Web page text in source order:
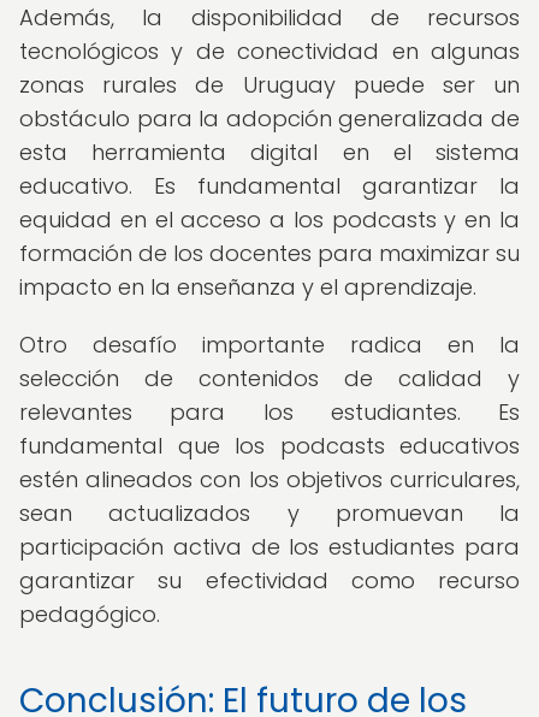
Además, la disponibilidad de recursos
tecnológicos y de conectividad en algunas
zonas rurales de Uruguay puede ser un
obstáculo para la adopción generalizada de
esta herramienta digital en el sistema
educativo. Es fundamental garantizar la
equidad en el acceso a los podcasts y en la
formación de los docentes para maximizar su
impacto en la enseñanza y el aprendizaje.
Otro desafío importante radica en la
selección de contenidos de calidad y
relevantes para los estudiantes. Es
fundamental que los podcasts educativos
estén alineados con los objetivos curriculares,
sean actualizados y promuevan la
participación activa de los estudiantes para
garantizar su efectividad como recurso
pedagógico.
Conclusión: El futuro de los